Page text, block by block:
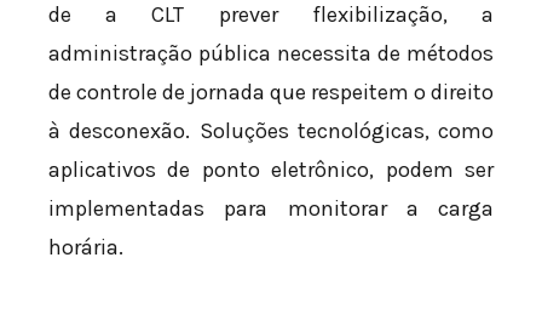
de a CLT prever flexibilização, a
administração pública necessita de métodos
de controle de jornada que respeitem o direito
à desconexão. Soluções tecnológicas, como
aplicativos de ponto eletrônico, podem ser
implementadas para monitorar a carga
horária.